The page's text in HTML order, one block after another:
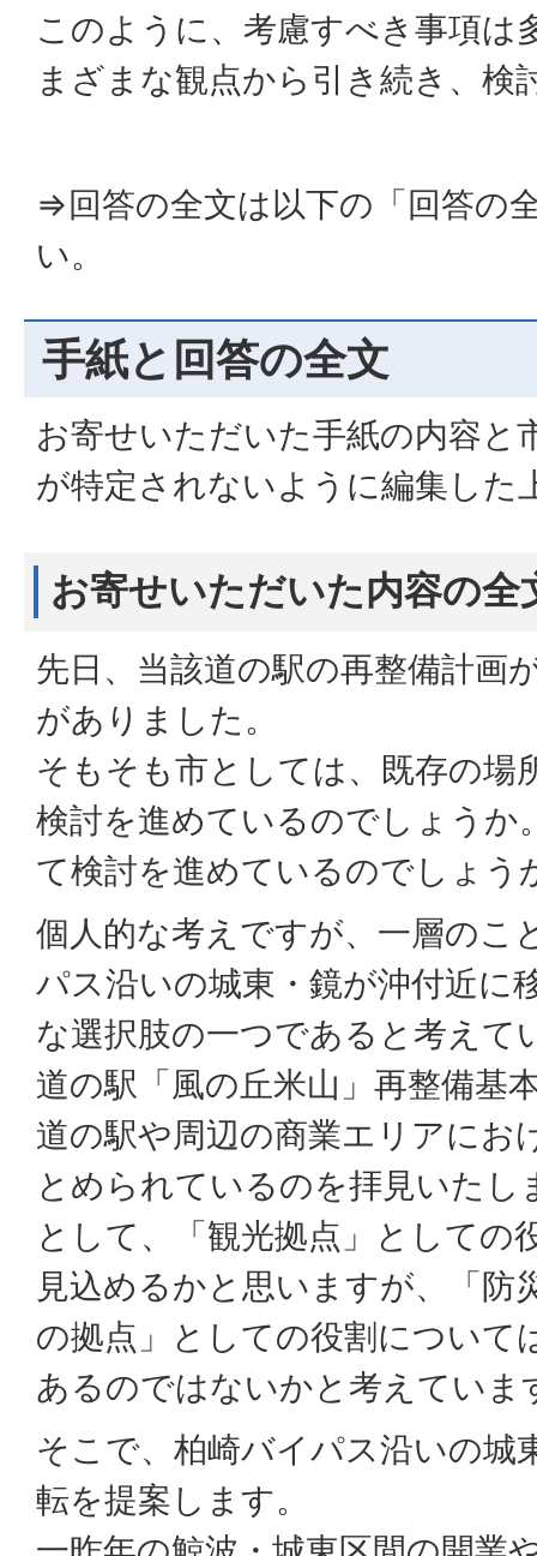
このように、考慮すべき事項は
まざまな観点から引き続き、検
⇒回答の全文は以下の「回答の
い。
手紙と回答の全文
お寄せいただいた手紙の内容と
が特定されないように編集した
お寄せいただいた内容の全
先日、当該道の駅の再整備計画
がありました。
そもそも市としては、既存の場
検討を進めているのでしょうか
て検討を進めているのでしょう
個人的な考えですが、一層のこ
パス沿いの城東・鏡が沖付近に
な選択肢の一つであると考えて
道の駅「風の丘米山」再整備基
道の駅や周辺の商業エリアにお
とめられているのを拝見いたし
として、「観光拠点」としての
見込めるかと思いますが、「防
の拠点」としての役割について
あるのではないかと考えていま
そこで、柏崎バイパス沿いの城
転を提案します。